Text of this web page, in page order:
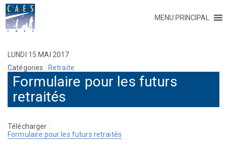
MENU PRINCIPAL
LUNDI 15 MAI 2017
Catégories : Retraite
Formulaire pour les futurs
retraités
Télécharger :
Formulaire pour les futurs retraités